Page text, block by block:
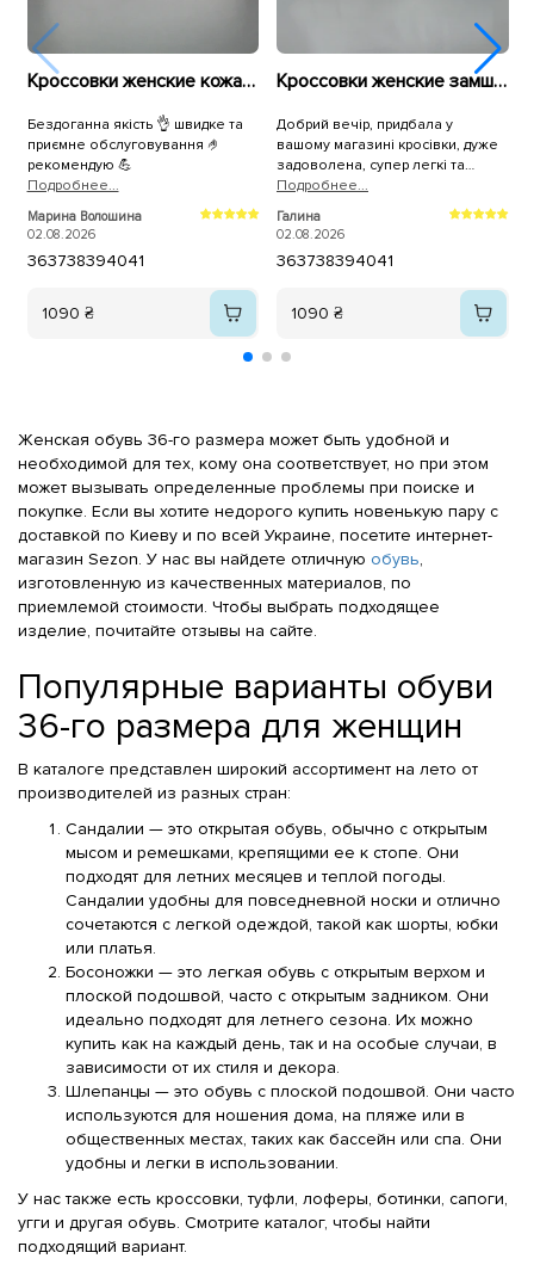
Кроссовки женские кожа и сетка 594681 Белые
Бездоганна якість 👌 швидке та
приємне обслуговування 🤌
рекомендую 💪
Подробнее...
Марина Волошина
02.08.2026
363738394041
1090 ₴
Кроссовки женские замшевые сетка 595293 Белые
Добрий вечір, придбала у
вашому магазині кросівки, дуже
задоволена, супер легкі та
зручні, а для чоловіка крокси, він
теж задоволений. Дякуємо.
Подробнее...
Галина
02.08.2026
363738394041
1090 ₴
Женская обувь 36-го размера может быть удобной и
необходимой для тех, кому она соответствует, но при этом
может вызывать определенные проблемы при поиске и
покупке. Если вы хотите недорого купить новенькую пару с
доставкой по Киеву и по всей Украине, посетите интернет-
магазин Sezon. У нас вы найдете отличную обувь,
изготовленную из качественных материалов, по
приемлемой стоимости. Чтобы выбрать подходящее
изделие, почитайте отзывы на сайте.
Популярные варианты обуви
36-го размера для женщин
В каталоге представлен широкий ассортимент на лето от
производителей из разных стран:
Сандалии — это открытая обувь, обычно с открытым
мысом и ремешками, крепящими ее к стопе. Они
подходят для летних месяцев и теплой погоды.
Сандалии удобны для повседневной носки и отлично
сочетаются с легкой одеждой, такой как шорты, юбки
или платья.
Босоножки — это легкая обувь с открытым верхом и
плоской подошвой, часто с открытым задником. Они
идеально подходят для летнего сезона. Их можно
купить как на каждый день, так и на особые случаи, в
зависимости от их стиля и декора.
Шлепанцы — это обувь с плоской подошвой. Они часто
используются для ношения дома, на пляже или в
общественных местах, таких как бассейн или спа. Они
удобны и легки в использовании.
У нас также есть кроссовки, туфли, лоферы, ботинки, сапоги,
угги и другая обувь. Смотрите каталог, чтобы найти
подходящий вариант.